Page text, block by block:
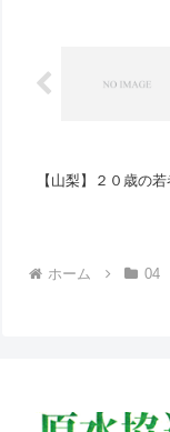
【山梨】２０歳の
ホーム 04